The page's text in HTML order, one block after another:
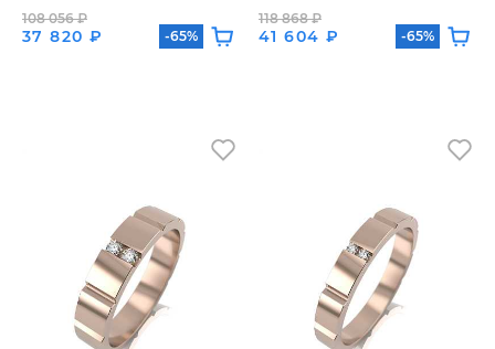
37 820 ₽
108 056 ₽
-65%
41 604 ₽
118 868 ₽
-65%